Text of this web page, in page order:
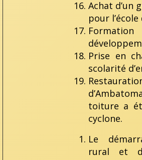
Achat d’un
pour
Formation
Prise en
scolarité
toiture a
cyclone.
Le
rural et